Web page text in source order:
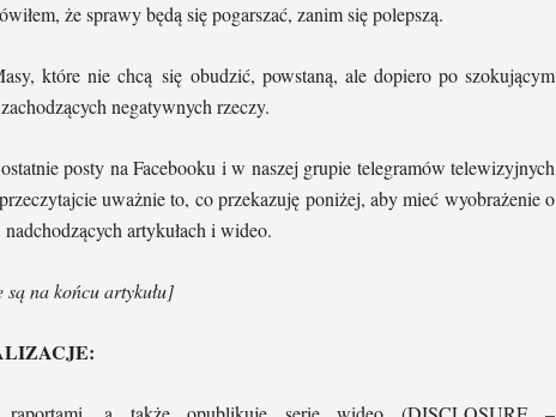
że sprawy będą się pogarszać, zanim się polepszą.
które nie chcą się obudzić, powstaną, ale dopiero po szokującym
negatywnych rzeczy.
posty na Facebooku i w naszej grupie telegramów telewizyjnych
uważnie to, co przekazuję poniżej, aby mieć wyobrażenie o
artykułach i wideo.
są na końcu artykułu]